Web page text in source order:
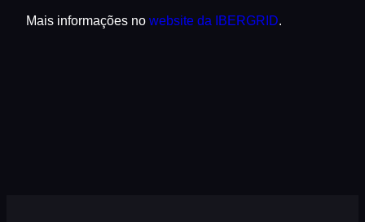
Mais informações no website da IBERGRID.